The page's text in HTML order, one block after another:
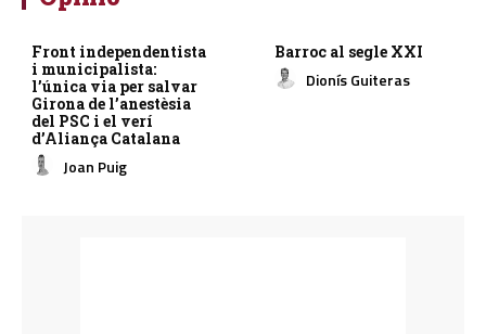
Front independentista
i municipalista:
l’única via per salvar
Girona de l’anestèsia
del PSC i el verí
d’Aliança Catalana
Joan Puig
Barroc al segle XXI
Dionís Guiteras